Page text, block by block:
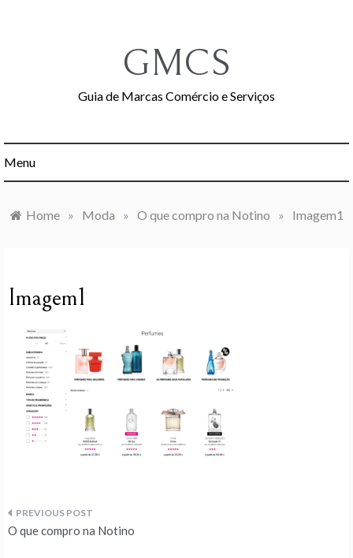
GMCS
Guia de Marcas Comércio e Serviços
Menu
Home » Moda » O que compro na Notino » Imagem1
Imagem1
Navegação
O que compro na Notino